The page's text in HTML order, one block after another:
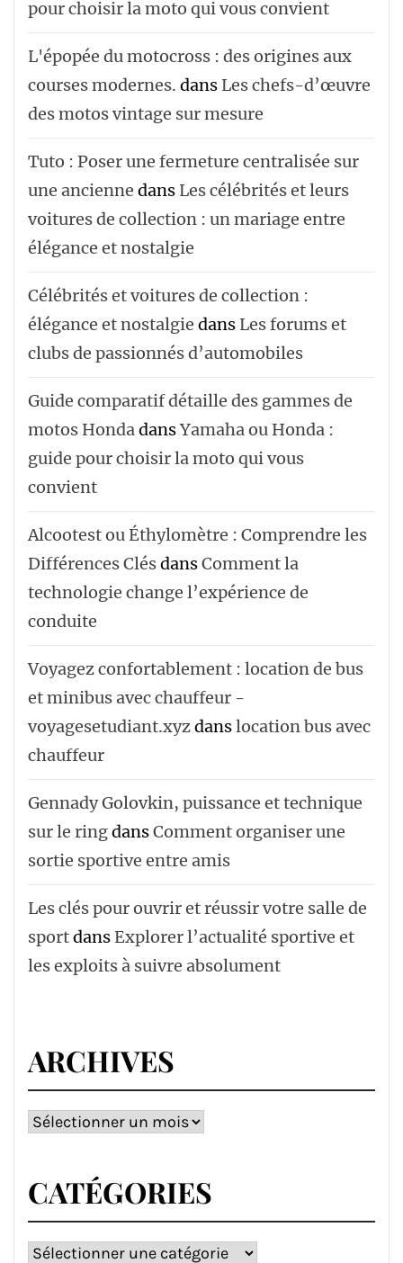
pour choisir la moto qui vous convient
L'épopée du motocross : des origines aux
courses modernes. dans Les chefs-d’œuvre
des motos vintage sur mesure
Tuto : Poser une fermeture centralisée sur
une ancienne dans Les célébrités et leurs
voitures de collection : un mariage entre
élégance et nostalgie
Célébrités et voitures de collection :
élégance et nostalgie dans Les forums et
clubs de passionnés d’automobiles
Guide comparatif détaille des gammes de
motos Honda dansYamaha ou Honda :
guide pour choisir la moto qui vous
convient
Alcootest ou Éthylomètre : Comprendre les
Différences ClésdansComment la
technologie change l’expérience de
conduite
Voyagez confortablement : location de bus
et minibus avec chauffeur -
voyagesetudiant.xyzdanslocation bus avec
chauffeur ‌‌
Gennady Golovkin, puissance et technique
sur le ringdansComment organiser une
sortie sportive entre amis
Les clés pour ouvrir et réussir votre salle de
sportdansExplorer l’actualité sportive et
les exploits à suivre absolument
ARCHIVES
Archives
CATÉGORIES
Catégories